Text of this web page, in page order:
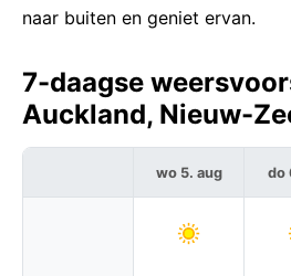
naar buiten en geniet ervan.
7-daagse
Auckland, Nieuw-
wo 5. aug do